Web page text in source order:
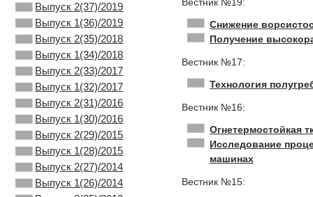
Выпуск 2(37)/2019
Выпуск 1(36)/2019
Выпуск 2(35)/2018
Выпуск 1(34)/2018
Выпуск 2(33)/2017
Выпуск 1(32)/2017
Выпуск 2(31)/2016
Выпуск 1(30)/2016
Выпуск 2(29)/2015
Выпуск 1(28)/2015
Выпуск 2(27)/2014
Выпуск 1(26)/2014
Снижение
Получение
Вестник №17:
Технология
Вестник №16:
Огнетермостойкая
Исследование
машинах
Вестник №15: